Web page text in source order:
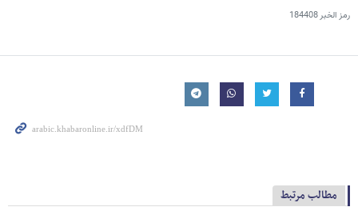
رمز الخبر184408
مطالب مرتبط